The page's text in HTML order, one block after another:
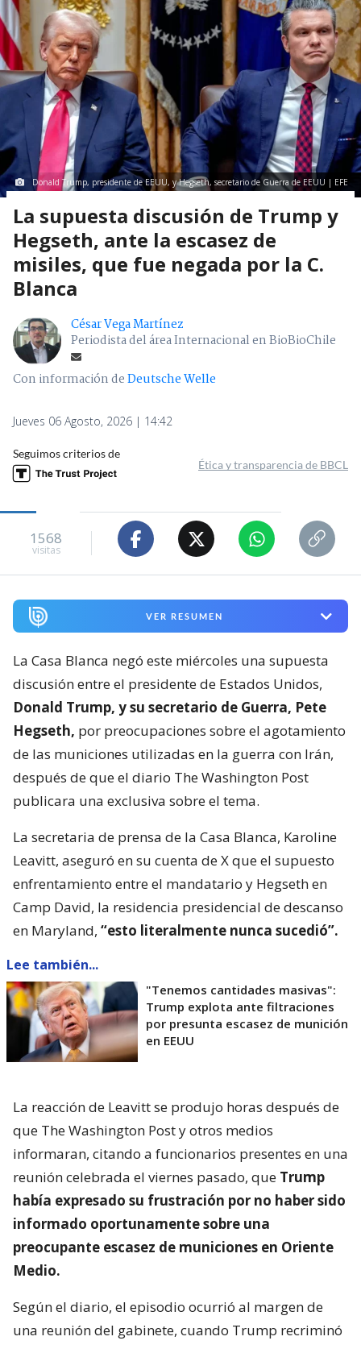
Donald Trump, presidente de EEUU, y Hegseth, secretario de Guerra de EEUU | EFE
La supuesta discusión de Trump y
Hegseth, ante la escasez de
misiles, que fue negada por la C.
Blanca
César Vega Martínez
Periodista del área Internacional en BioBioChile
Con información deDeutsche Welle
Jueves 06 Agosto, 2026 | 14:42
Seguimos criterios de
Ética y transparencia de BBCL
1568
visitas
VER RESUMEN
La Casa Blanca negó este miércoles una supuesta
discusión entre el presidente de Estados Unidos,
Donald Trump, y su secretario de Guerra, Pete
Hegseth, por preocupaciones sobre el agotamiento
de las municiones utilizadas en la guerra con Irán,
después de que el diario The Washington Post
publicara una exclusiva sobre el tema.
La secretaria de prensa de la Casa Blanca, Karoline
Leavitt, aseguró en su cuenta de X que el supuesto
enfrentamiento entre el mandatario y Hegseth en
Camp David, la residencia presidencial de descanso
en Maryland, “esto literalmente nunca sucedió”.
Lee también...
"Tenemos cantidades masivas":
Trump explota ante filtraciones
por presunta escasez de munición
en EEUU
La reacción de Leavitt se produjo horas después de
que The Washington Post y otros medios
informaran, citando a funcionarios presentes en una
reunión celebrada el viernes pasado, que Trump
había expresado su frustración por no haber sido
informado oportunamente sobre una
preocupante escasez de municiones en Oriente
Medio.
Según el diario, el episodio ocurrió al margen de
una reunión del gabinete, cuando Trump recriminó